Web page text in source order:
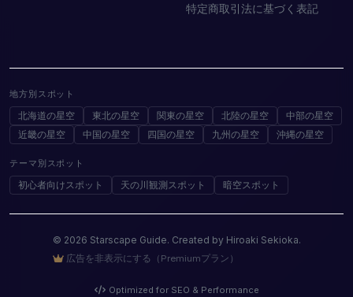
特定商取引法に基づく表記
地方別スポット
北海道の星空 東北の星空 関東の星空 北陸の星空
中部の星空
近畿の星空
中国の星空 四国の星空 九州の星空 沖縄の星空
テーマ別スポット
初心者向けスポット 天の川観測スポット 暗空スポット
© 2026 Starscape Guide. Created by Hiroaki Sekioka.
広告を非表示にする（Premiumプラン）
Optimized for SEO & Performance